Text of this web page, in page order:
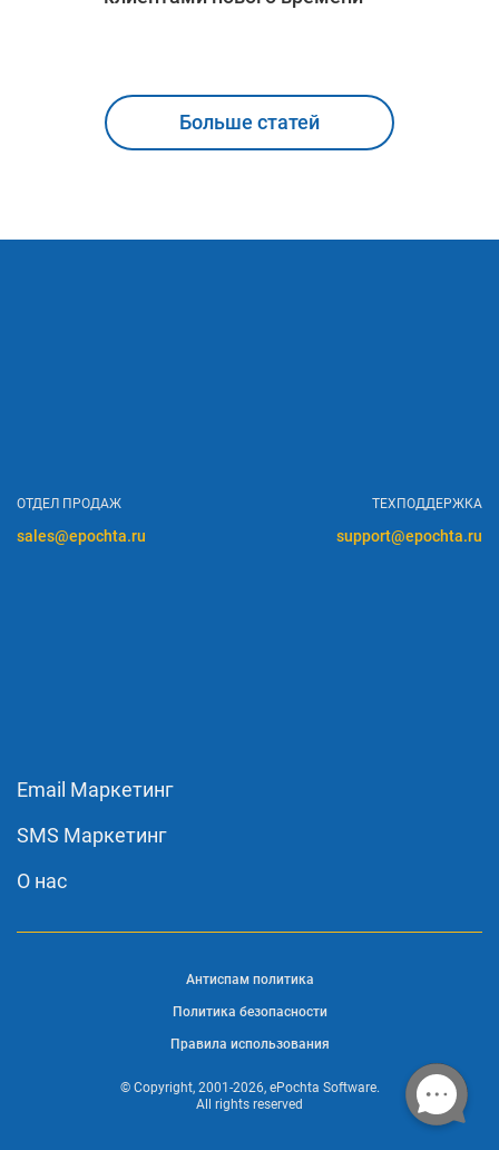
Больше статей
ОТДЕЛ ПРОДАЖ
sales@epochta.ru
ТЕХПОДДЕРЖКА
support@epochta.ru
Email Маркетинг
SMS Маркетинг
О нас
© Copyright, 2001-2026, ePochta Software.
All rights reserved
Антиспам политика
Политика безопасности
Правила использования